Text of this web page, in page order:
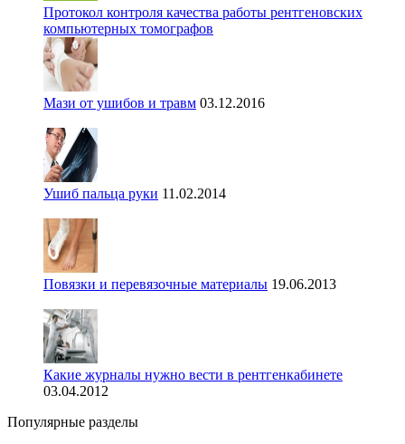
Протокол контроля качества работы рентгеновских
компьютерных томографов
Мази от ушибов и травм 03.12.2016
Ушиб пальца руки 11.02.2014
Повязки и перевязочные материалы 19.06.2013
Какие журналы нужно вести в рентгенкабинете
03.04.2012
Популярные разделы